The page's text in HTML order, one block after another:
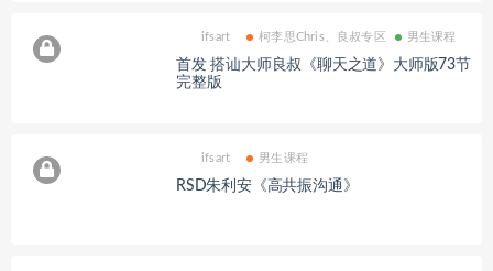
ifsart 柯李思Chris、良叔专区 男生课程
首发 搭讪大师良叔《聊天之道》大师版73节
完整版
ifsart 男生课程
RSD朱利安《高共振沟通》